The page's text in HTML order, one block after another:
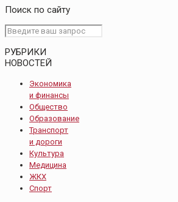
Поиск по сайту
РУБРИКИ
НОВОСТЕЙ
Экономика
и финансы
Общество
Образование
Транспорт
и дороги
Культура
Медицина
ЖКХ
Спорт